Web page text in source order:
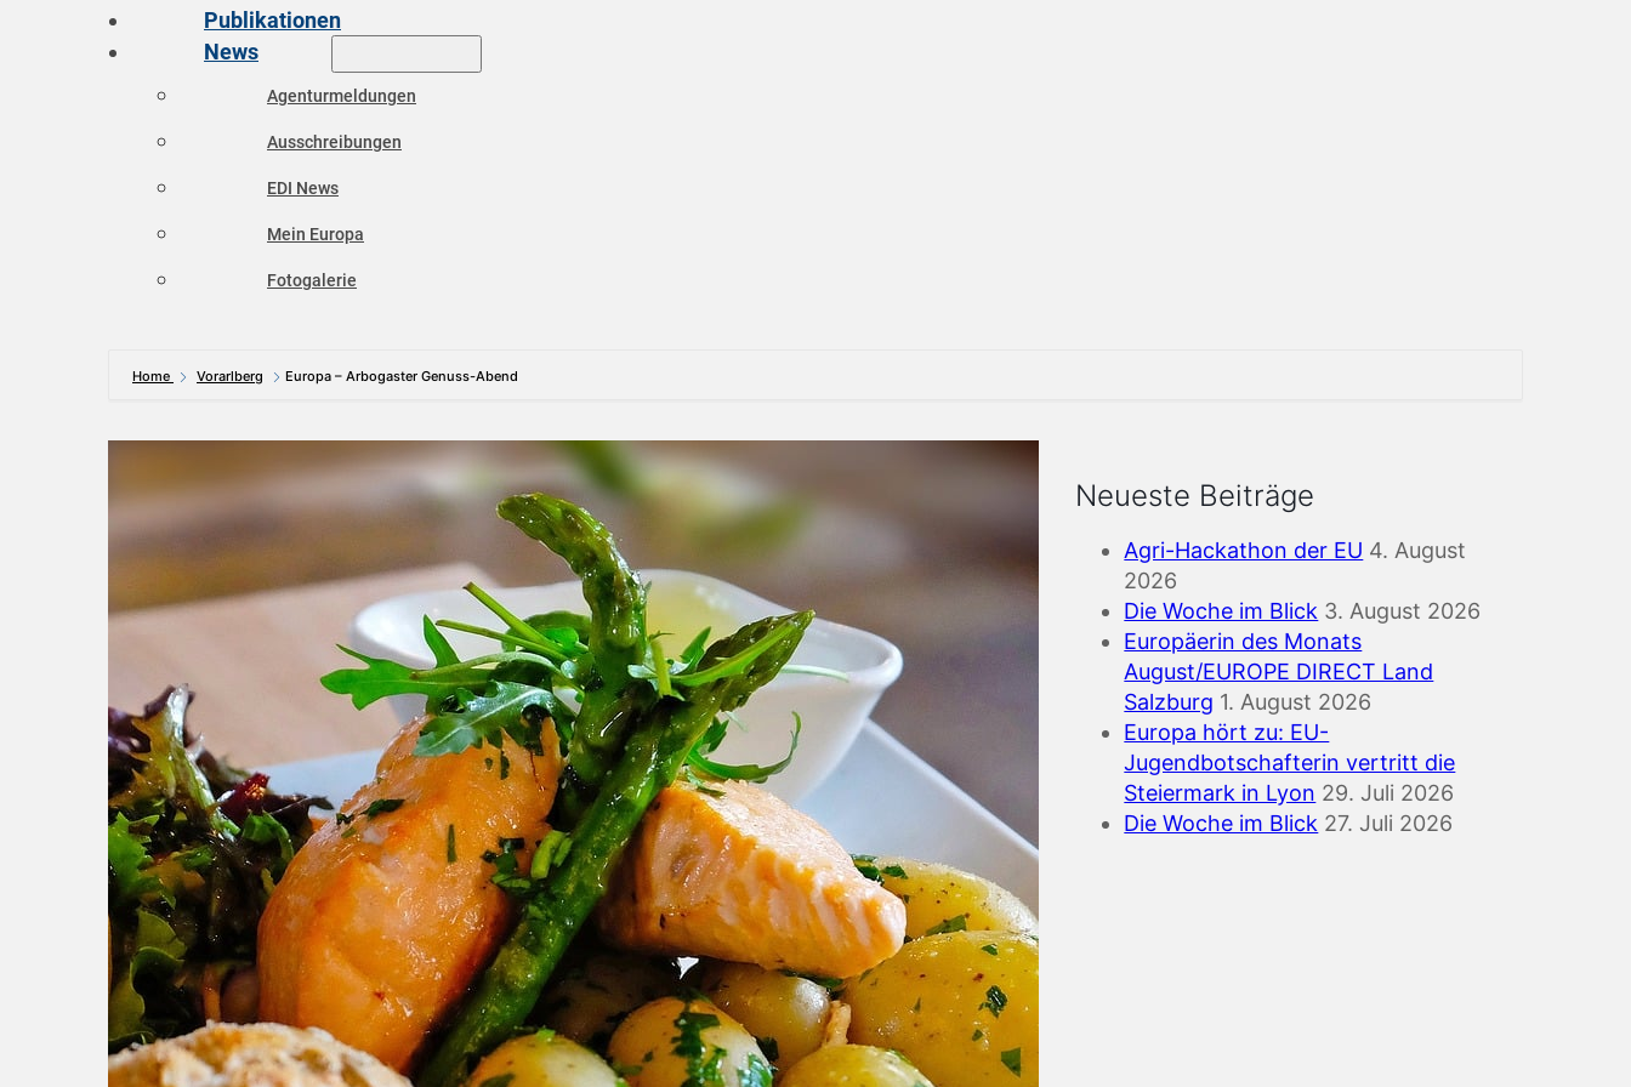
Publikationen
News
Agenturmeldungen
Ausschreibungen
EDI News
Mein Europa
Fotogalerie
Home Vorarlberg Europa – Arbogaster Genuss-Abend
Neueste Beiträge
Agri-Hackathon der EU 4. August
2026
Die Woche im Blick 3. August 2026
Europäerin des Monats
August/EUROPE DIRECT Land
Salzburg 1. August 2026
Europa hört zu: EU-
Jugendbotschafterin vertritt die
Steiermark in Lyon 29. Juli 2026
Die Woche im Blick 27. Juli 2026